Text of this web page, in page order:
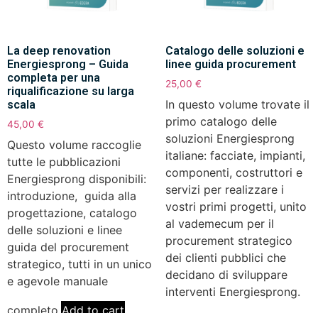
La deep renovation
Energiesprong – Guida
completa per una
riqualificazione su larga
scala
45,00 €
Questo volume raccoglie
tutte le pubblicazioni
Energiesprong disponibili:
introduzione, guida alla
progettazione, catalogo
delle soluzioni e linee
guida del procurement
strategico, tutti in un unico
e agevole manuale
Catalogo delle soluzioni e
linee guida procurement
25,00 €
In questo volume trovate il
primo catalogo delle
soluzioni Energiesprong
italiane: facciate, impianti,
componenti, costruttori e
servizi per realizzare i
vostri primi progetti, unito
al vademecum per il
procurement strategico
dei clienti pubblici che
decidano di sviluppare
interventi Energiesprong.